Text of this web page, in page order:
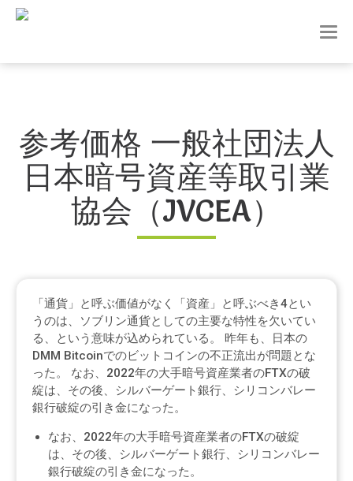
T
g
v
i
g
参考価格 一般社団法人
日本暗号資産等取引業
協会（JVCEA）
「通貨」と呼ぶ価値がなく「資産」と呼ぶべき4とい
うのは、ソブリン通貨としての主要な特性を欠いてい
る、という意味が込められている。 昨年も、日本の
DMM Bitcoinでのビットコインの不正流出が問題とな
った。 なお、2022年の大手暗号資産業者のFTXの破
綻は、その後、シルバーゲート銀行、シリコンバレー
銀行破綻の引き金になった。
なお、2022年の大手暗号資産業者のFTXの破綻
は、その後、シルバーゲート銀行、シリコンバレー
銀行破綻の引き金になった。